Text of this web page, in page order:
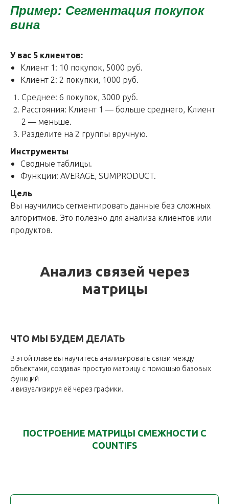
Пример: Сегментация покупок
вина
У вас 5 клиентов:
Клиент 1: 10 покупок, 5000 руб.
Клиент 2: 2 покупки, 1000 руб.
Среднее: 6 покупок, 3000 руб.
Расстояния: Клиент 1 — больше среднего, Клиент
2 — меньше.
Разделите на 2 группы вручную.
Инструменты
Сводные таблицы.
Функции: AVERAGE, SUMPRODUCT.
Цель
Вы научились сегментировать данные без сложных
алгоритмов. Это полезно для анализа клиентов или
продуктов.
Анализ связей через
матрицы
ЧТО МЫ БУДЕМ ДЕЛАТЬ
В этой главе вы научитесь анализировать связи между
объектами, создавая простую матрицу с помощью базовых
функций
и визуализируя её через графики.
ПОСТРОЕНИЕ МАТРИЦЫ СМЕЖНОСТИ С
COUNTIFS